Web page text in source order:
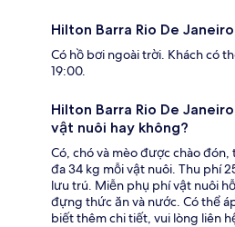
Hilton Barra Rio De
Có hồ bơi ngoài trời. Khách có
19:00.
Hilton Barra Rio De
vật nuôi hay không?
Có, chó và mèo được chào
đa 34 kg mỗi vật nuôi. Thu phí
lưu trú. Miễn phụ phí vật nuôi
đựng thức ăn và nước. Có thể
biết thêm chi tiết, vui lòng liên